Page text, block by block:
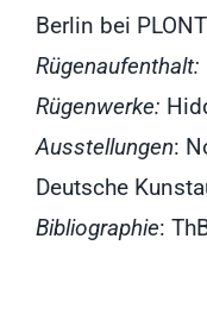
RUGIA Shop
Berlin bei
Rügenaufenthalt:
Rügenwerke:
Ausstellungen:
Deutsche
Bibliographie: